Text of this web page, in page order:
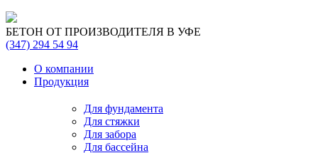
БЕТОН ОТ ПРОИЗВОДИТЕЛЯ В УФЕ
(347) 294 54 94
О компании
Продукция
Для фундамента
Для стяжки
Для забора
Для бассейна